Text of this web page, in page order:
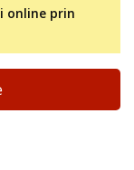
online prin